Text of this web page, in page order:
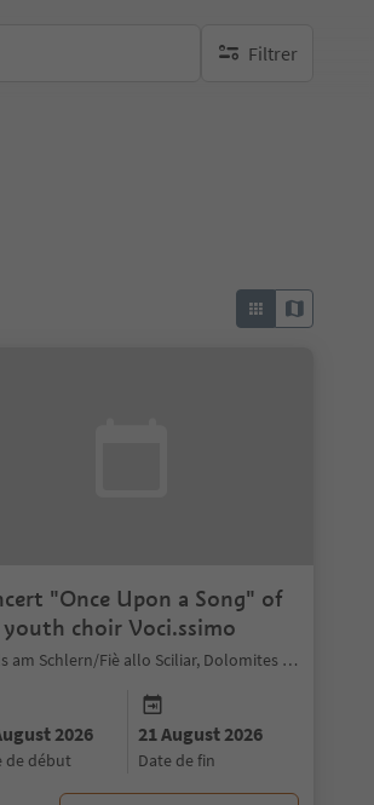
Filtrer
aucun filtre actif
"Once Upon a Song" of
choir Voci.ssimo
Völs am Schlern/Fiè allo Sciliar, Dolomites Region Seiser Alm
2026
de début
21 August 2026
date de fin